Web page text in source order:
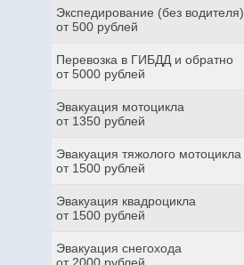
Экспедирование (без водителя)
от 500 рублей
Перевозка в ГИБДД и обратно
от 5000 рублей
Эвакуация мотоцикла
от 1350 рублей
Эвакуация тяжолого мотоцикла
от 1500 рублей
Эвакуация квадроцикла
от 1500 рублей
Эвакуация снегохода
от 2000 рублей